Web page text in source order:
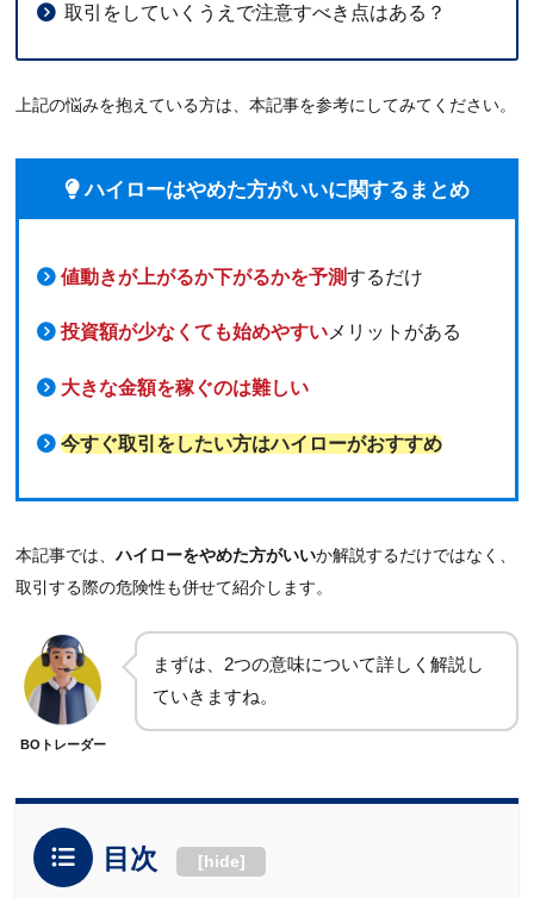
取引をしていくうえで注意すべき点はある？
上記の悩みを抱えている方は、本記事を参考にしてみてください。
ハイローはやめた方がいいに関するまとめ
値動きが上がるか下がるかを予測するだけ
投資額が少なくても始めやすい メリットがある
大きな金額を稼ぐのは難しい
今すぐ取引をしたい方はハイローがおすすめ
本記事では、ハイローをやめた方がいいか解説するだけではなく、
取引する際の危険性も併せて紹介します。
BOトレーダー
まずは、2つの意味について詳しく解説し
ていきますね。
目次 [hide]